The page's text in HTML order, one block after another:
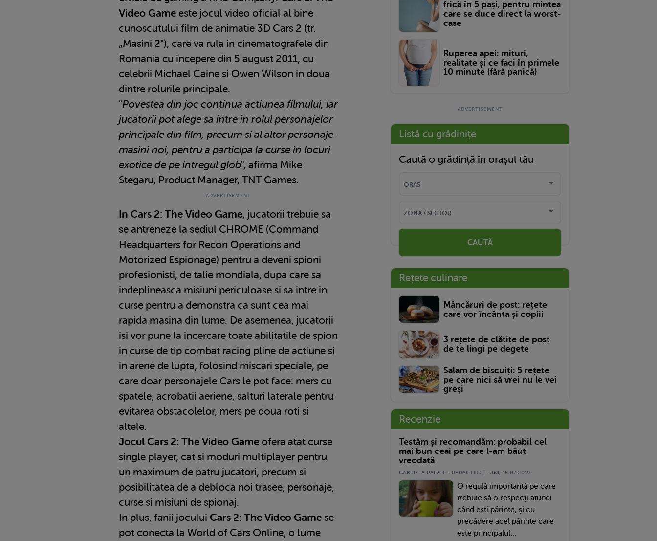
Video Game este jocul video oficial al bine
cunoscutului film de animatie 3D Cars 2 (tr.
„Masini 2"), care va rula in cinematografele din
Romania cu incepere din 5 august 2011, cu
celebrii Michael Caine si Owen Wilson in doua
dintre rolurile principale.
"Povestea din joc continua actiunea filmului, iar
jucatorii pot alege sa intre in rolul personajelor
principale din film, precum si al altor personaje-
masini noi, pentru a participa la curse in locuri
exotice de pe intregul glob", afirma Mike
Stegaru, Product Manager, TNT Games.
In Cars 2: The Video Game, jucatorii trebuie sa
se antreneze la sediul CHROME (Command
Headquarters for Recon Operations and
Motorized Espionage) pentru a deveni spioni
profesionisti, de talie mondiala, dupa care sa
indeplineasca misiuni periculoase si sa intre in
curse pentru a demonstra ca sunt cea mai
rapida masina din lume. De asemenea, jucatorii
isi vor pune la incercare toate abilitatile de spion
in curse de tip combat racing pline de actiune si
in arene de lupta, folosind miscari speciale, pe
care doar personajele Cars le pot face: mers cu
spatele, acrobatii aeriene, salturi laterale pentru
evitarea obstacolelor, mers pe doua roti si
altele.
Jocul Cars 2: The Video Game ofera atat curse
single player, cat si moduri multiplayer pentru
un maximum de patru jucatori, precum si
posibilitatea de a debloca noi trasee, personaje,
curse si misiuni de spionaj.
In plus, fanii jocului Cars 2: The Video Game se
pot conecta la World of Cars Online, o lume
frică în 5 pași, pentru mintea
care se duce direct la worst-
case
Ruperea apei: mituri,
realitate și ce faci în primele
10 minute (fără panică)
Listă cu grădinițe
Caută o grădință în orașul tău
CAUTĂ
Rețete culinare
Mâncăruri de post: rețete
care vor încânta și copiii
3 rețete de clătite de post
de te lingi pe degete
Salam de biscuiți: 5 rețete
pe care nici să vrei nu le vei
greși
Recenzie
Testăm și recomandăm: probabil cel
mai bun ceai pe care l-am băut
vreodată
GABRIELA PALADI - REDACTOR | LUNI, 15.07.2019
O regulă importantă pe care
trebuie să o respecți atunci
când ești părinte, și cu
precădere acel părinte care
este principalul...